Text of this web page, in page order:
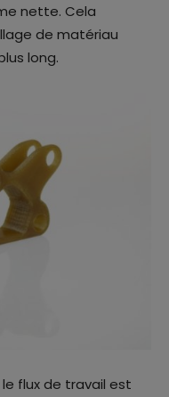
nette. Cela
de matériau
long.
le flux de travail est